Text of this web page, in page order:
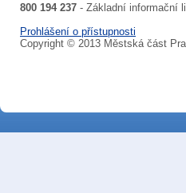
800 194 237 - Základní informační
Prohlášení o přístupnosti
Copyright © 2013 Městská část